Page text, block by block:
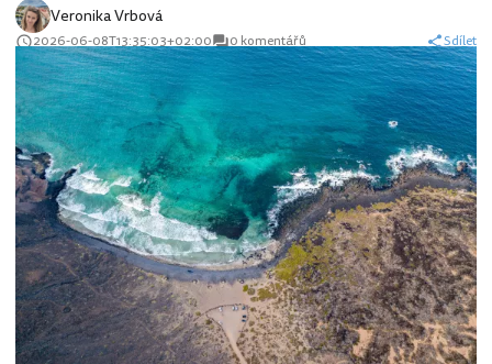
Veronika Vrbová
2026-06-08T13:35:03+02:00 0 komentářů Sdílet